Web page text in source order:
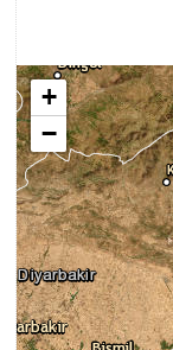
+
−